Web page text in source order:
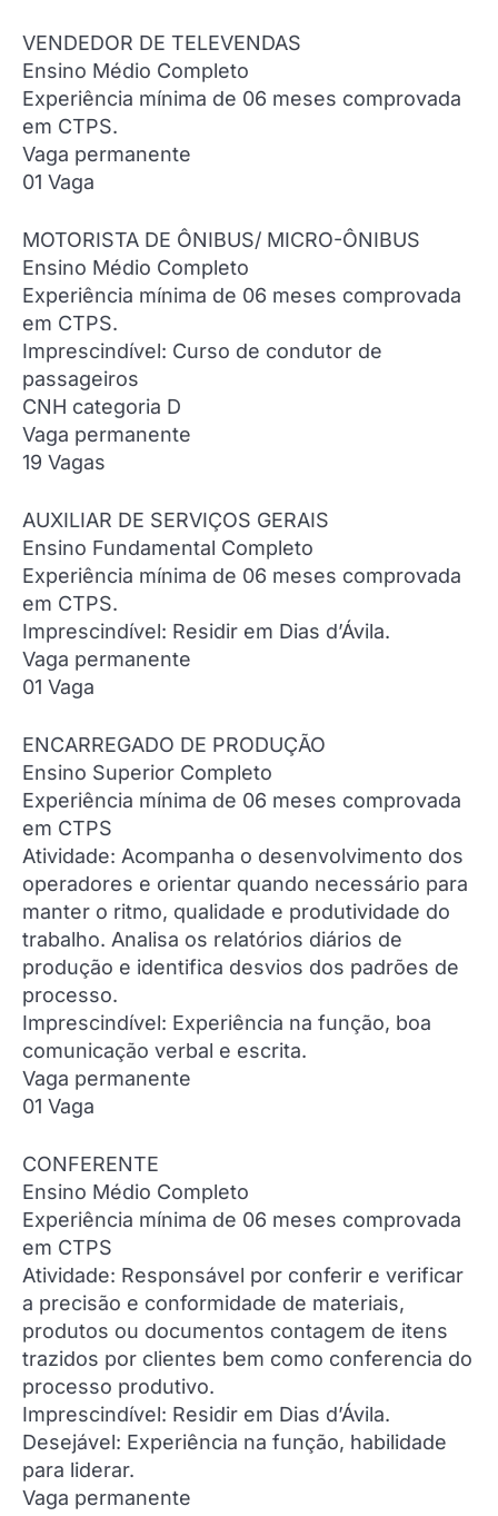
VENDEDOR DE TELEVENDAS
Ensino Médio Completo
Experiência mínima de 06 meses comprovada
em CTPS.
Vaga permanente
01 Vaga
MOTORISTA DE ÔNIBUS/ MICRO-ÔNIBUS
Ensino Médio Completo
Experiência mínima de 06 meses comprovada
em CTPS.
Imprescindível: Curso de condutor de
passageiros
CNH categoria D
Vaga permanente
19 Vagas
AUXILIAR DE SERVIÇOS GERAIS
Ensino Fundamental Completo
Experiência mínima de 06 meses comprovada
em CTPS.
Imprescindível: Residir em Dias d’Ávila.
Vaga permanente
01 Vaga
ENCARREGADO DE PRODUÇÃO
Ensino Superior Completo
Experiência mínima de 06 meses comprovada
em CTPS
Atividade: Acompanha o desenvolvimento dos
operadores e orientar quando necessário para
manter o ritmo, qualidade e produtividade do
trabalho. Analisa os relatórios diários de
produção e identifica desvios dos padrões de
processo.
Imprescindível: Experiência na função, boa
comunicação verbal e escrita.
Vaga permanente
01 Vaga
CONFERENTE
Ensino Médio Completo
Experiência mínima de 06 meses comprovada
em CTPS
Atividade: Responsável por conferir e verificar
a precisão e conformidade de materiais,
produtos ou documentos contagem de itens
trazidos por clientes bem como conferencia do
processo produtivo.
Imprescindível: Residir em Dias d’Ávila.
Desejável: Experiência na função, habilidade
para liderar.
Vaga permanente